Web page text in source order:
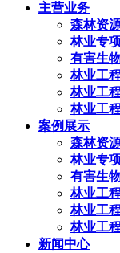
主营业务
森林资
林业专
有害生
林业工
林业工
林业工
案例展示
森林资
林业专
有害生
林业工
林业工
林业工
新闻中心